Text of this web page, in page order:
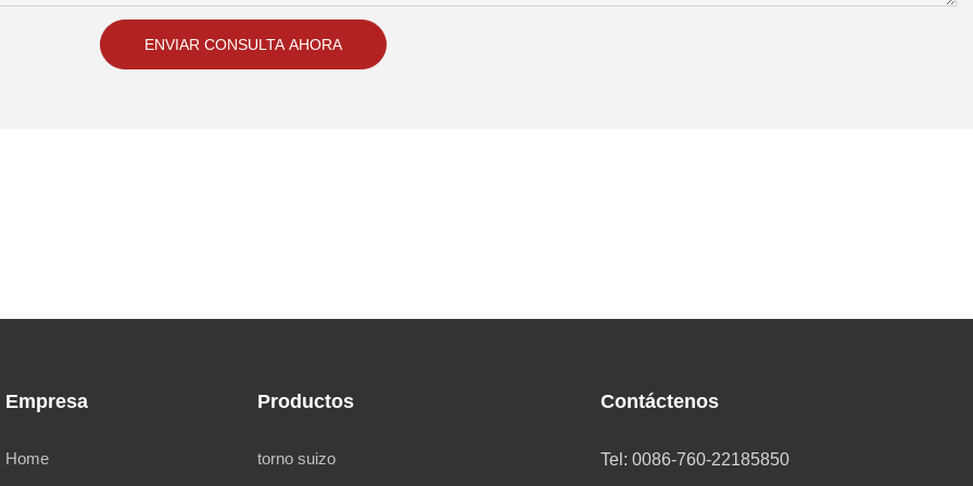
ENVIAR CONSULTA AHORA
Empresa
Home
Productos
torno suizo
Contáctenos
Tel: 0086-760-22185850